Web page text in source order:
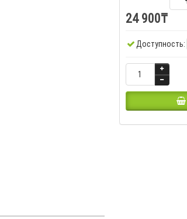
24 900₸
Доступность: